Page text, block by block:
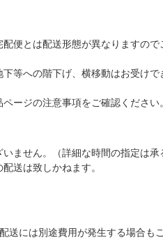
便とは配送形態が異なりますので
等への階下げ、横移動はお受けで
ージの注意事項をご確認ください。
ません。（詳細な時間の指定は承
送は致しかねます。
には別途費用が発生する場合もご